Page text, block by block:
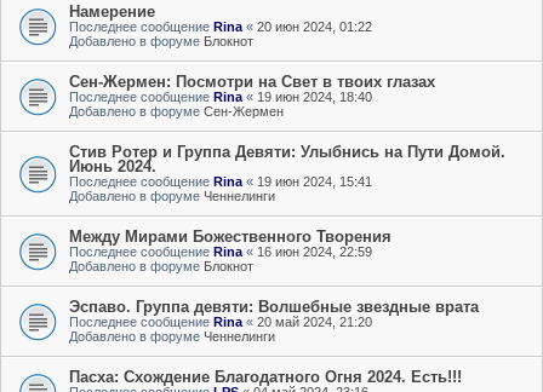
Намерение
Последнее сообщение Rina « 20 июн 2024, 01:22
Добавлено в форуме Блокнот
Сен-Жермен: Посмотри на Свет в твоих глазах
Последнее сообщение Rina « 19 июн 2024, 18:40
Добавлено в форуме Сен-Жермен
Стив Ротер и Группа Девяти: Улыбнись на Пути Домой.
Июнь 2024.
Последнее сообщение Rina « 19 июн 2024, 15:41
Добавлено в форуме Ченнелинги
Между Мирами Божественного Творения
Последнее сообщение Rina « 16 июн 2024, 22:59
Добавлено в форуме Блокнот
Эспаво. Группа девяти: Волшебные звездные врата
Последнее сообщение Rina « 20 май 2024, 21:20
Добавлено в форуме Ченнелинги
Пасха: Схождение Благодатного Огня 2024. Есть!!!